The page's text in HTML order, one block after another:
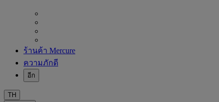
ร้านค้า Mercure
ความภักดี
อีก
TH